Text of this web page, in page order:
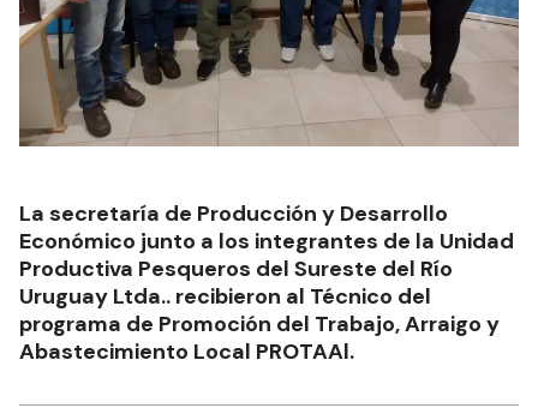
La secretaría de Producción y Desarrollo
Económico junto a los integrantes de la Unidad
Productiva Pesqueros del Sureste del Río
Uruguay Ltda.. recibieron al Técnico del
programa de Promoción del Trabajo, Arraigo y
Abastecimiento Local PROTAAl.